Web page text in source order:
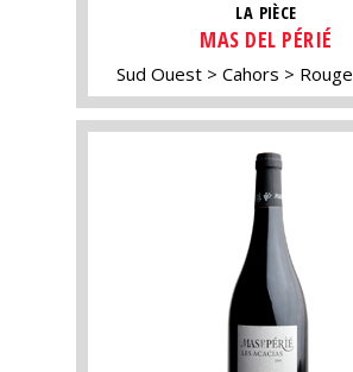
LA PIÈCE
MAS DEL PÉRIÉ
Sud Ouest Cahors Rouge